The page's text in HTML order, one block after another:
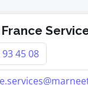
45 08